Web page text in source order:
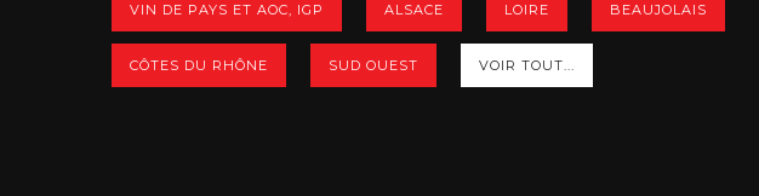
VIN DE PAYS ET AOC, IGP ALSACE LOIRE BEAUJOLAIS
CÔTES DU RHÔNE SUD OUEST VOIR TOUT...